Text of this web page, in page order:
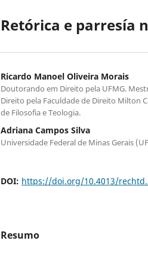
Retórica e parresía
Ricardo Manoel Oliveira Morais
Doutorando em Direito pela UFMG.
Direito pela Faculdade de Direito Milton
de Filosofia e Teologia.
Adriana Campos Silva
Universidade Federal de Minas Gerais
DOI: https://doi.org/10.4013/
Resumo